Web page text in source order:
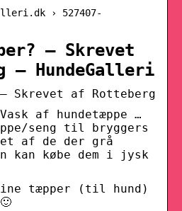
› 527407-
– Skrevet
– HundeGalleri
Skrevet af Rotteberg
af hundetæppe …
seng til bryggers
et af de der grå
kan købe dem i jysk
tæpper (til hund)